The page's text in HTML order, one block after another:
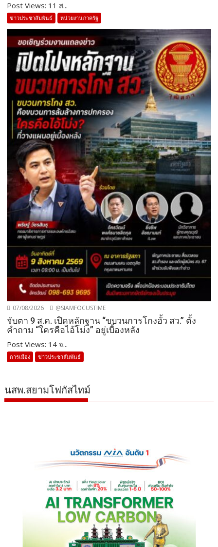
Post Views: 11 ส...
ข่าวประชาสัมพันธ์ หน่วยงานภาครัฐ
07/08/2026 @SIAMFOCUSTIME
จับตา 9 ส.ค. เปิดหลักฐาน “ขบวนการโกงฮั้ว สว.” ตั้ง
คำถาม “ใครคือไอ้โม่ง” อยู่เบื้องหลัง
Post Views: 14 จ...
การเมือง ข่าวประชาสัมพันธ์
นสพ.สยามโฟกัสไทม์